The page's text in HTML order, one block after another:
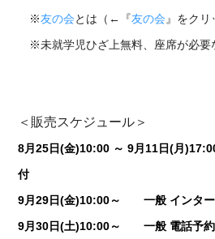
※友の会とは（←『友の会 』をクリ
※未就学児ひざ上無料、座席が必要
＜販売スケジュール＞
8月25日(金)10:00 ～ 9月11日(月
付
9月29日(金)10:00～ 一般 インター
9月30日(土)10:00～ 一般 電話予約